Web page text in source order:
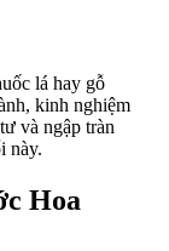
lá hay gỗ
kinh nghiệm
và ngập tràn
này.
Hoa